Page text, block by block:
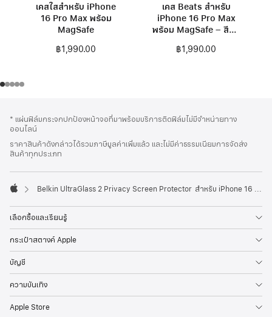
เคสใสสำหรับ iPhone
16 Pro Max พร้อม
MagSafe
฿1,990.00
เคส Beats สำหรับ
iPhone 16 Pro Max
พร้อม MagSafe – สีซัน
฿1,990.00
ท้าย
กระดาษ
เชิงอรรถ
* แผ่นฟิล์มกระจกปกป้องหน้าจอที่มาพร้อมบริการติดฟิล์มไม่มีจำหน่ายทาง
ออนไลน์
ราคาสินค้าดังกล่าวได้รวมภาษีมูลค่าเพิ่มแล้ว และไม่มีค่าธรรมเนียมการจัดส่ง
สินค้าทุกประเภท
Belkin UltraGlass 2 Privacy Screen Protector สำหรับ iPhone 16 Pro Max
เลือกซื้อและเรียนรู้
กระเป๋าสตางค์ Apple
บัญชี
ความบันเทิง
Apple Store